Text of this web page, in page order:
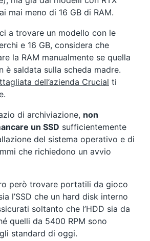
mai meno di 16 GB di RAM.
a trovare un modello con le
e 16 GB, considera che
la RAM manualmente se quella
è saldata sulla scheda madre.
dell’azienda Crucial ti
di archiviazione, non
un SSD sufficientemente
del sistema operativo e di
che richiedono un avvio
però trovare portatili da gioco
l’SSD che un hard disk interno
soltanto che l’HDD sia da
quelli da 5400 RPM sono
standard di oggi.